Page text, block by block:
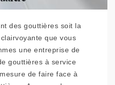
des gouttières soit la
que vous
une entreprise de
gouttières à service
de faire face à